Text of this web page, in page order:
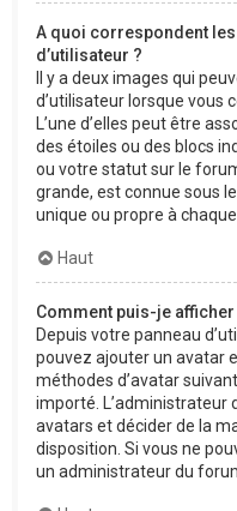
A quoi correspondent
d’utilisateur ?
Il y a deux images qui
d’utilisateur lorsque vous
L’une d’elles peut être
des étoiles ou des blocs
ou votre statut sur le
grande, est connue sous
unique ou propre à
Haut
Comment puis-je afficher
Depuis votre panneau
pouvez ajouter un avatar
méthodes d’avatar
importé. L’administrateur
avatars et décider de la
disposition. Si vous ne
un administrateur du